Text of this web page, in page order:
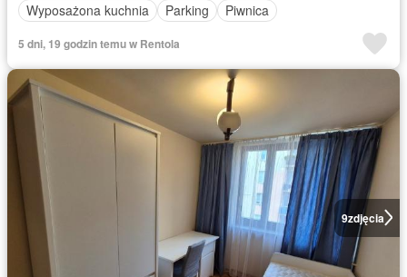
Wyposażona kuchnia
Parking Piwnica
5 dni, 19 godzin temu w Rentola
9zdjęcia